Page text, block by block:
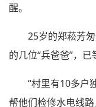
醒。
25岁的郑菘芳
的几位“兵爸爸”，已
“村里有10多户
帮他们检修水电线路